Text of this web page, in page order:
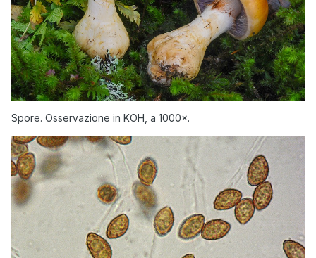
Spore. Osservazione in KOH, a 1000×.